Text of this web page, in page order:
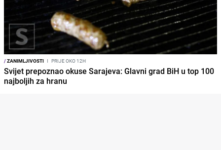
/ZANIMLJIVOSTI I PRIJE OKO 12H
Svijet prepoznao okuse Sarajeva: Glavni grad BiH u top 100
najboljih za hranu